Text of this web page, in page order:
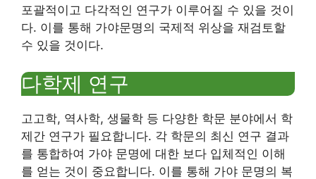
포괄적이고 다각적인 연구가 이루어질 수 있을 것이
다. 이를 통해 가야문명의 국제적 위상을 재검토할
수 있을 것이다.
다학제 연구
고고학, 역사학, 생물학 등 다양한 학문 분야에서 학
제간 연구가 필요합니다. 각 학문의 최신 연구 결과
를 통합하여 가야 문명에 대한 보다 입체적인 이해
를 얻는 것이 중요합니다. 이를 통해 가야 문명의 복